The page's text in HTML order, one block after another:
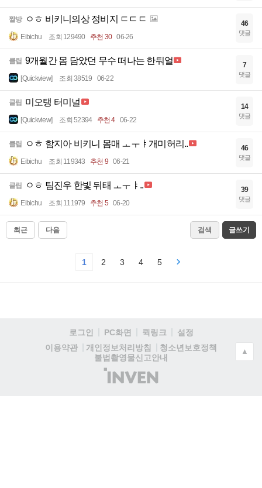
짤방 ㅇㅎ 비키니의상 정비지 ㄷㄷㄷ
Eibichu 조회 129490 추천 30 06-26
46
댓글
클립 9개월간 몸 담았던 무수 떠나는 한둬얼
[Quickview] 조회 38519 06-22
7
댓글
클립 미오탱 터미널
[Quickview] 조회 52394 추천 4 06-22
14
댓글
클립 ㅇㅎ 함지아 비키니 몸매 ㅗㅜㅑ개미허리..
Eibichu 조회 119343 추천 9 06-21
46
댓글
클립 ㅇㅎ 팀진우 한빛 뒤태 ㅗㅜㅑ..
Eibichu 조회 111979 추천 5 06-20
39
댓글
최근 다음 검색 글쓰기
1 2 3 4 5
로그인 PC화면 퀵링크
설정
이용약관
개인정보처리방침
청소년보호정책
불법촬영물신고안내
(주)
인
▲